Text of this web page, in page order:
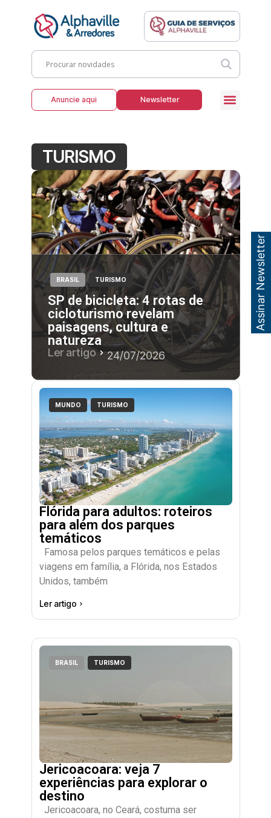
Anuncie aqui Newsletter
TURISMO
BRASIL TURISMO
SP de bicicleta: 4 rotas de
cicloturismo revelam
paisagens, cultura e
natureza
Ler artigo 24/07/2026
MUNDO TURISMO
Flórida para adultos: roteiros
para além dos parques
temáticos
Famosa pelos parques temáticos e pelas
viagens em família, a Flórida, nos Estados
Unidos, também
Ler artigo
BRASIL TURISMO
Jericoacoara: veja 7
experiências para explorar o
destino
Jericoacoara, no Ceará, costuma ser
Assinar Newsletter